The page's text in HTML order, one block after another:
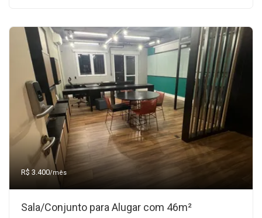
R$ 3.400/mês
Sala/Conjunto para Alugar com 46m²